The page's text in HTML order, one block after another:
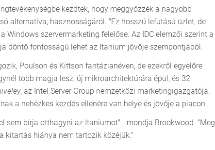
kezdtek, hogy meggyőzzék a nagyobb
alternatíva, hasznosságáról. "Ez hosszú lefutású üzlet, de
a Windows szervermarketing felelőse. Az IDC elemzői szerint a
döntő fontosságú lehet az Itanium jövője szempontjából.
Poulson és Kittson fantázianéven, de ezekről egyelőre
több magja lesz, új mikroarchitektúrára épül, és 32
, az Intel Server Group nemzetközi marketingigazgatója.
a nehézkes kezdés ellenére van helye és jövője a piacon.
sem bírja otthagyni az Itaniumot" - mondja Brookwood. "Meg
kitartás hiánya nem tartozik közéjük."